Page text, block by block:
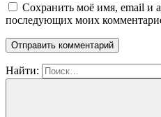
Сохранить моё имя, email и
последующих моих
Найти: